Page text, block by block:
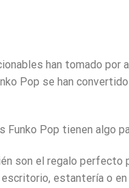
han tomado
Pop se han
Pop tienen algo
son el regalo
estantería o